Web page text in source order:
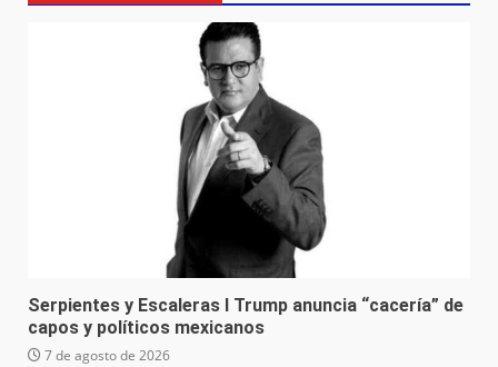
Serpientes y Escaleras I Trump anuncia “cacería” de
capos y políticos mexicanos
7 de agosto de 2026